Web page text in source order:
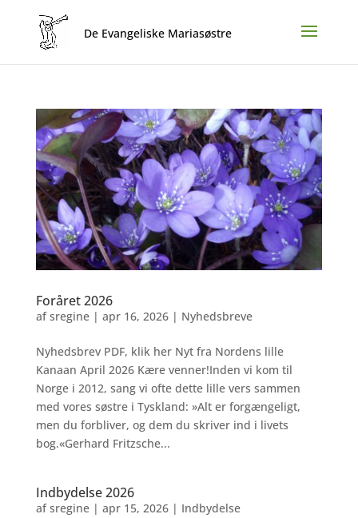
Foråret 2026
afsregine| apr 16, 2026| Nyhedsbreve
Nyhedsbrev PDF, klik her Nyt fra Nordens lille
Kanaan April 2026 Kære venner!Inden vi kom til
Norge i 2012, sang vi ofte dette lille vers sammen
med vores søstre i Tyskland: »Alt er forgængeligt,
men du forbliver, og dem du skriver ind i livets
bog.«Gerhard Fritzsche...
Indbydelse 2026
afsregine| apr 15, 2026| Indbydelse